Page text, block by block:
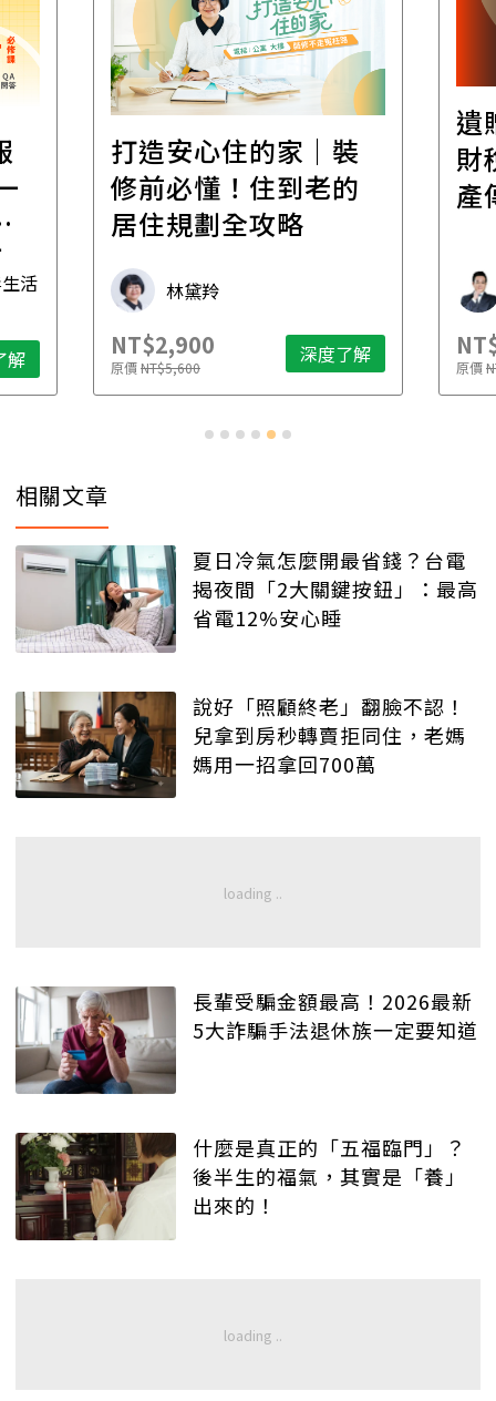
活
解
打造安心住的家｜裝
修前必懂！住到老的
居住規劃全攻略
林黛羚
NT$2,900
原價NT$5,600 深度了解
遺
財
產
原價
相關文章
夏日冷氣怎麼開最省錢？台電
揭夜間「2大關鍵按鈕」：最高
省電12%安心睡
說好「照顧終老」翻臉不認！
兒拿到房秒轉賣拒同住，老媽
媽用一招拿回700萬
長輩受騙金額最高！2026最新
5大詐騙手法退休族一定要知道
什麼是真正的「五福臨門」？
後半生的福氣，其實是「養」
出來的！